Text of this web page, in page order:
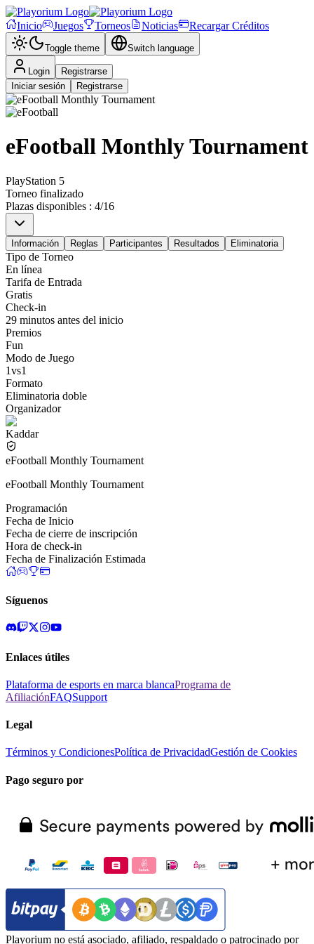
Inicio Juegos Torneos Noticias Recargar Créditos
Toggle theme Switch language
Login
Registrarse
Iniciar sesión
Registrarse
eFootball Monthly Tournament
PlayStation 5
Torneo finalizado
Plazas disponibles : 4/16
Información Reglas Participantes Resultados Eliminatoria
Tipo de Torneo
En línea
Tarifa de Entrada
Gratis
Check-in
29 minutos antes del inicio
Premios
Fun
Modo de Juego
1vs1
Formato
Eliminatoria doble
Organizador
Kaddar
eFootball Monthly Tournament
eFootball Monthly Tournament
Programación
Fecha de Inicio
Fecha de cierre de inscripción
Hora de check-in
Fecha de Finalización Estimada
Síguenos
Enlaces útiles
Plataforma de esports en marca blancaPrograma de
AfiliaciónFAQSupport
Legal
Términos y CondicionesPolítica de PrivacidadGestión de Cookies
Pago seguro por
Playorium no está asociado, afiliado, respaldado o patrocinado por